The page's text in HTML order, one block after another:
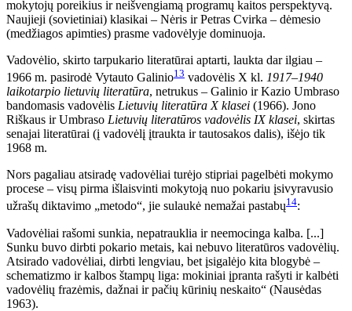
mokytojų poreikius ir neišvengiamą programų kaitos perspektyvą.
Naujieji (sovietiniai) klasikai – Nėris ir Petras Cvirka – dėmesio
(medžiagos apimties) prasme vadovėlyje dominuoja.
Vadovėlio, skirto tarpukario literatūrai aptarti, laukta dar ilgiau –
1966 m. pasirodė Vytauto Galinio13 vadovėlis X kl. 1917–1940
laikotarpio lietuvių literatūra, netrukus – Galinio ir Kazio Umbraso
bandomasis vadovėlis Lietuvių literatūra X klasei (1966). Jono
Riškaus ir Umbraso Lietuvių literatūros vadovėlis IX klasei, skirtas
senajai literatūrai (į vadovėlį įtraukta ir tautosakos dalis), išėjo tik
1968 m.
Nors pagaliau atsiradę vadovėliai turėjo stipriai pagelbėti mokymo
procese – visų pirma išlaisvinti mokytoją nuo pokariu įsivyravusio
užrašų diktavimo „metodo“, jie sulaukė nemažai pastabų14:
Vadovėliai rašomi sunkia, nepatrauklia ir neemocinga kalba. [...]
Sunku buvo dirbti pokario metais, kai nebuvo literatūros vadovėlių.
Atsirado vadovėliai, dirbti lengviau, bet įsigalėjo kita blogybė –
schematizmo ir kalbos štampų liga: mokiniai įpranta rašyti ir kalbėti
vadovėlių frazėmis, dažnai ir pačių kūrinių neskaito“ (Nausėdas
1963).